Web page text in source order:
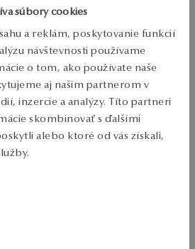
súbory cookies
a reklám, poskytovanie funkcií
návštevnosti používame
o tom, ako používate naše
aj našim partnerom v
inzercie a analýzy. Títo partneri
skombinovať s ďalšími
alebo ktoré od vás získali,
EUR
do 30 dní
diamant s hmotnosťou 0.12ct kvalita
Maximálna hmotnosť: Kvalita